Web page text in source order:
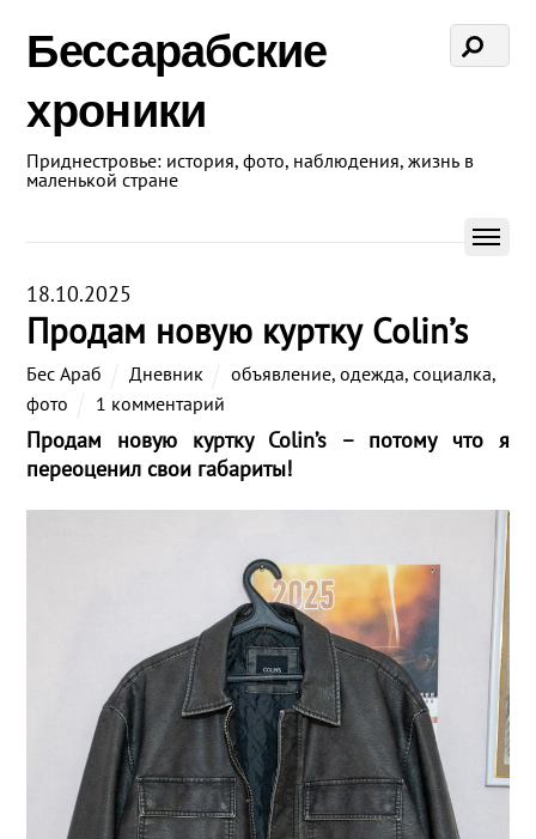
Бессарабские
хроники
Приднестровье: история, фото, наблюдения, жизнь в
маленькой стране
18.10.2025
Продам новую куртку Colin’s
Бес Араб Дневник объявление, одежда, социалка,
фото
1 комментарий
Продам новую куртку Colin’s – потому что я
переоценил свои габариты!